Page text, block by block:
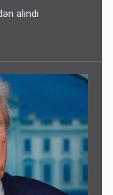
alındı